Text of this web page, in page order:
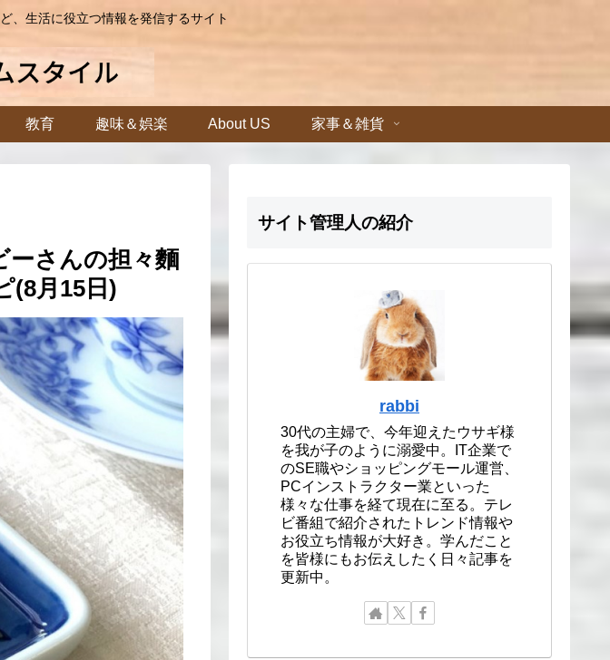
、生活に役立つ情報を発信するサイト
教育 趣味＆娯楽 About US 家事＆雑貨
ーさんの担々麵
(8月15日)
サイト管理人の紹介
rabbi
30代の主婦で、今年迎えたウサギ様
を我が子のように溺愛中。IT企業で
のSE職やショッピングモール運営、
PCインストラクター業といった
様々な仕事を経て現在に至る。テレ
ビ番組で紹介されたトレンド情報や
お役立ち情報が大好き。学んだこと
を皆様にもお伝えしたく日々記事を
更新中。